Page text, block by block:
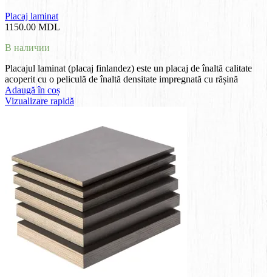
Placaj laminat
1150.00 MDL
В наличии
Placajul laminat (placaj finlandez) este un placaj de înaltă calitate
acoperit cu o peliculă de înaltă densitate impregnată cu rășină
Adaugă în coș
Vizualizare rapidă